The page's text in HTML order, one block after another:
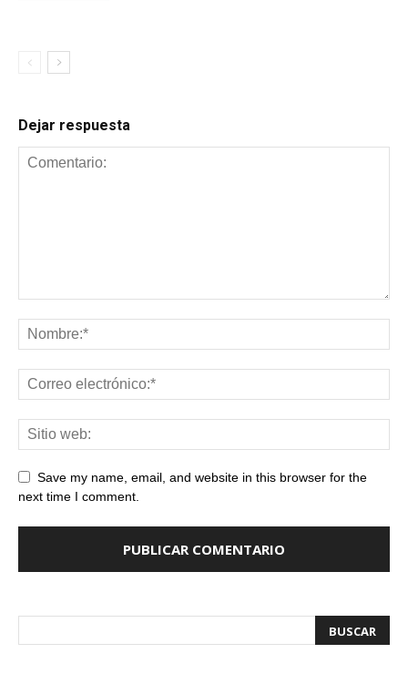
Dejar respuesta
Save my name, email, and website in this browser for the
next time I comment.